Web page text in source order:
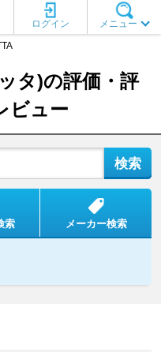
メニュー
ログイン
タ)の評価・評
ビュー
索 メーカー検索